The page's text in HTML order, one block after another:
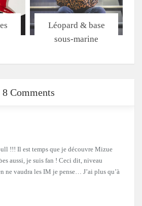
Léopard & base
sous-marine
8 Comments
!!! Il est temps que je découvre Mizue
aussi, je suis fan ! Ceci dit, niveau
ne vaudra les IM je pense… J’ai plus qu’à